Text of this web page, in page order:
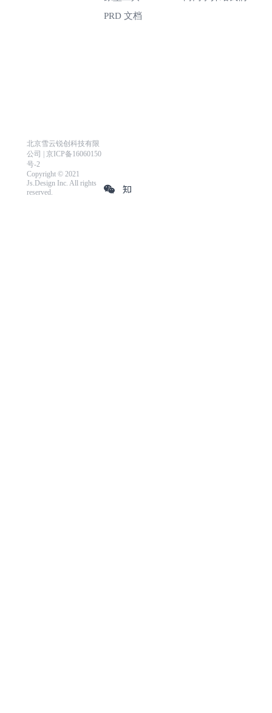
北京雪云锐创科技有限
公司 | 京ICP备16060150
号-2
Copyright © 2021
Js.Design Inc. All rights
reserved.
PRD 文档